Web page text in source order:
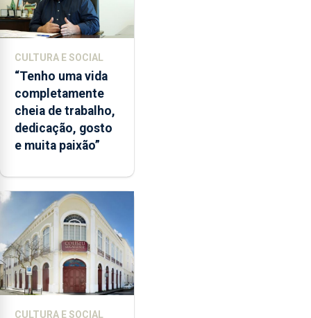
CULTURA E SOCIAL
“Tenho uma vida
completamente
cheia de trabalho,
dedicação, gosto
e muita paixão”
CULTURA E SOCIAL